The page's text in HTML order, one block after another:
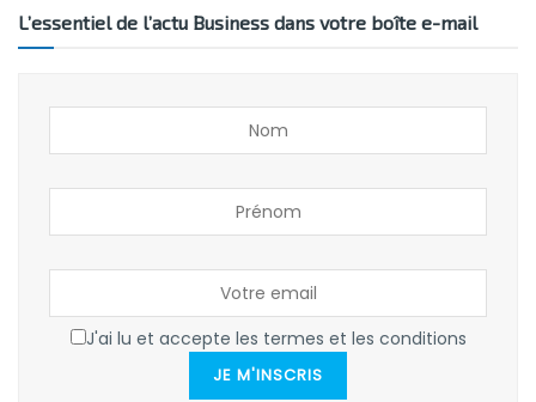
L’essentiel de l’actu Business dans votre boîte e-mail
J'ai lu et accepte les termes et les conditions
JE M'INSCRIS